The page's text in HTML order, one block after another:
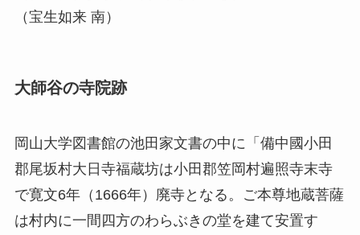
（宝生如来 南）
大師谷の寺院跡
岡山大学図書館の池田家文書の中に「備中國小田
郡尾坂村大日寺福蔵坊は小田郡笠岡村遍照寺末寺
で寛文6年（1666年）廃寺となる。ご本尊地蔵菩薩
は村内に一間四方のわらぶきの堂を建て安置す